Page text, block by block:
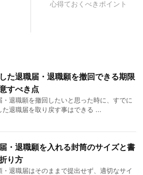
心得ておくべきポイント
た退職届・退職願を撤回できる期限
すべき点
・退職願を撤回したいと思った時に、すでに
た退職届を取り戻す事はできる ...
・退職願を入れる封筒のサイズと書
り方
・退職届はそのままで提出せず、適切なサイ